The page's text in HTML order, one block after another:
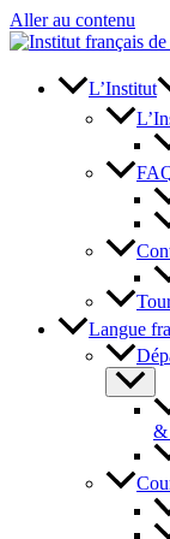
Aller au contenu
L’Institut
Langue
&